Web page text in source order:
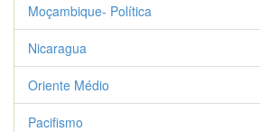
Moçambique- Política
Nicaragua
Oriente Médio
Pacifismo